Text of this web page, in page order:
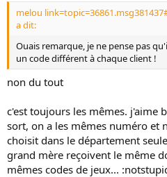
melou
a dit:
Ouais remarque, je ne pense pas
un code différent à chaque client !
non du tout
c'est toujours les mêmes. j'aime
sort, on a les mêmes numéro et
choisit dans le département
grand mère reçoivent le même
mêmes codes de jeux...